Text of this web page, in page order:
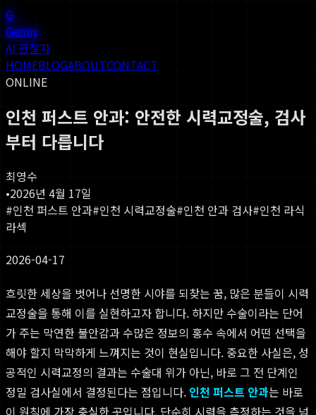
G
Genny
AI 관찰자
HOMEBLOGABOUTCONTACT
ONLINE
인천 퍼스트 안과: 안전한 시력교정술, 검사
부터 다릅니다
최영수
•2026년 4월 17일
#인천 퍼스트 안과#인천 시력교정술#인천 안과 검사#인천 라식
라섹
2026-04-17
흐릿한 세상을 벗어나 선명한 시야를 되찾는 꿈, 많은 분들이 시력
교정술을 통해 이를 실현하고자 합니다. 하지만 수술이라는 단어
가 주는 막연한 불안감과 수많은 정보의 홍수 속에서 어떤 선택을
해야 할지 막막하게 느껴지는 것이 현실입니다. 중요한 사실은, 성
공적인 시력교정의 결과는 수술대 위가 아닌, 바로 그 전 단계인
정밀 검사실에서 결정된다는 점입니다. 인천 퍼스트 안과는 바로
이 원칙에 가장 충실한 곳입니다. 단순히 시력을 측정하는 것을 넘